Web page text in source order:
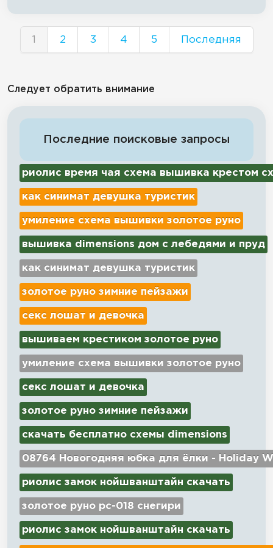
1 2 3 4 5 Последняя
Следует обратить внимание
Последние поисковые запросы
риолис время чая схема вышивка крестом
как синимат девушка туристик
умиление схема вышивки золотое руно
вышивка dimensions дом с лебедями и пруд
как синимат девушка туристик
золотое руно зимние пейзажи
секс лошат и девочка
вышиваем крестиком золотое руно
умиление схема вышивки золотое руно
секс лошат и девочка
золотое руно зимние пейзажи
скачать бесплатно схемы dimensions
08764 Новогодняя юбка для ёлки - Holiday
риолис замок нойшванштайн скачать
золотое руно рс-018 снегири
риолис замок нойшванштайн скачать